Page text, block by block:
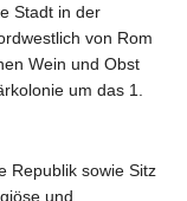
Stadt in der
von Rom
Wein und Obst
um das 1.
Republik sowie Sitz
und